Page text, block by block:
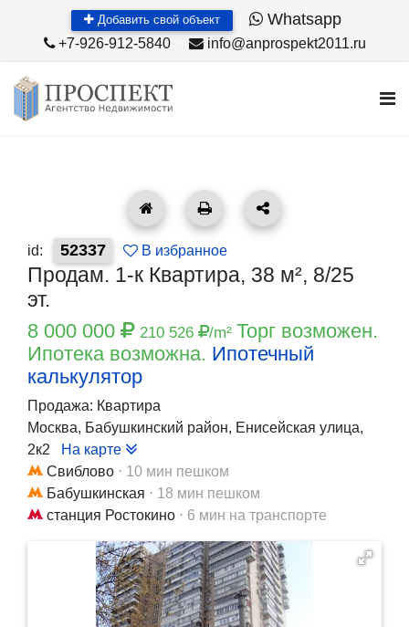
Добавить свой объект Whatsapp
+7-926-912-5840 info@anprospekt2011.ru
id: 52337 В избранное
Продам. 1-к Квартира, 38 м², 8/25
эт.
8 000 000 210 526 /m² Торг возможен.
Ипотека возможна. Ипотечный
калькулятор
Продажа: Квартира
Москва, Бабушкинский район, Енисейская улица,
2к2
На карте
Свиблово ⋅ 10 мин пешком
Бабушкинская ⋅ 18 мин пешком
станция Ростокино ⋅ 6 мин на транспорте